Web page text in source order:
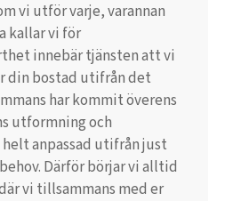
vi utför varje, varannan
kallar vi för
innebär tjänsten att vi
din bostad utifrån det
har kommit överens
utformning och
anpassad utifrån just
Därför börjar vi alltid
vi tillsammans med er